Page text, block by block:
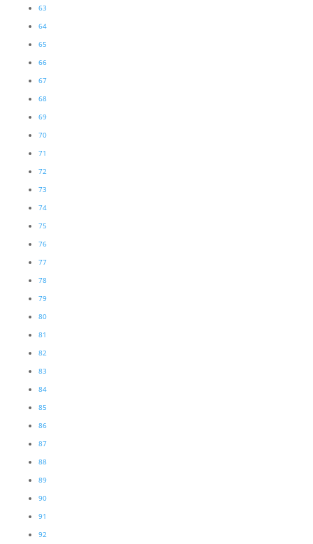
63
64
65
66
67
68
69
70
71
72
73
74
75
76
77
78
79
80
81
82
83
84
85
86
87
88
89
90
91
92